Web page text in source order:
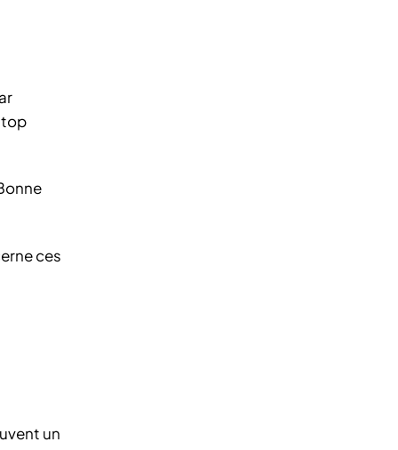
top
ces
un